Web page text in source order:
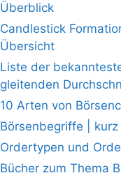
Überblick
Candlestick
Übersicht
Liste der
gleitenden
10 Arten von
Börsenbegriffe |
Ordertypen und
Bücher zum Thema